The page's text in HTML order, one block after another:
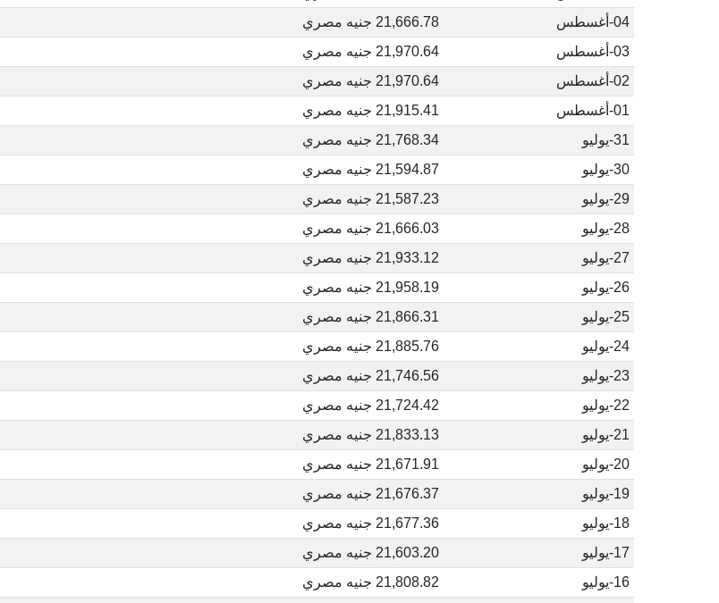
04-أغسطس
21,666.78 جنيه مصري
03-أغسطس
21,970.64 جنيه مصري
02-أغسطس
21,970.64 جنيه مصري
01-أغسطس
21,915.41 جنيه مصري
31-يوليو
21,768.34 جنيه مصري
30-يوليو
21,594.87 جنيه مصري
29-يوليو
21,587.23 جنيه مصري
28-يوليو
21,666.03 جنيه مصري
27-يوليو
21,933.12 جنيه مصري
26-يوليو
21,958.19 جنيه مصري
25-يوليو
21,866.31 جنيه مصري
24-يوليو
21,885.76 جنيه مصري
23-يوليو
21,746.56 جنيه مصري
22-يوليو
21,724.42 جنيه مصري
21-يوليو
21,833.13 جنيه مصري
20-يوليو
21,671.91 جنيه مصري
19-يوليو
21,676.37 جنيه مصري
18-يوليو
21,677.36 جنيه مصري
17-يوليو
21,603.20 جنيه مصري
16-يوليو
21,808.82 جنيه مصري